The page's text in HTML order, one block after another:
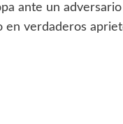
ante un
en verdaderos